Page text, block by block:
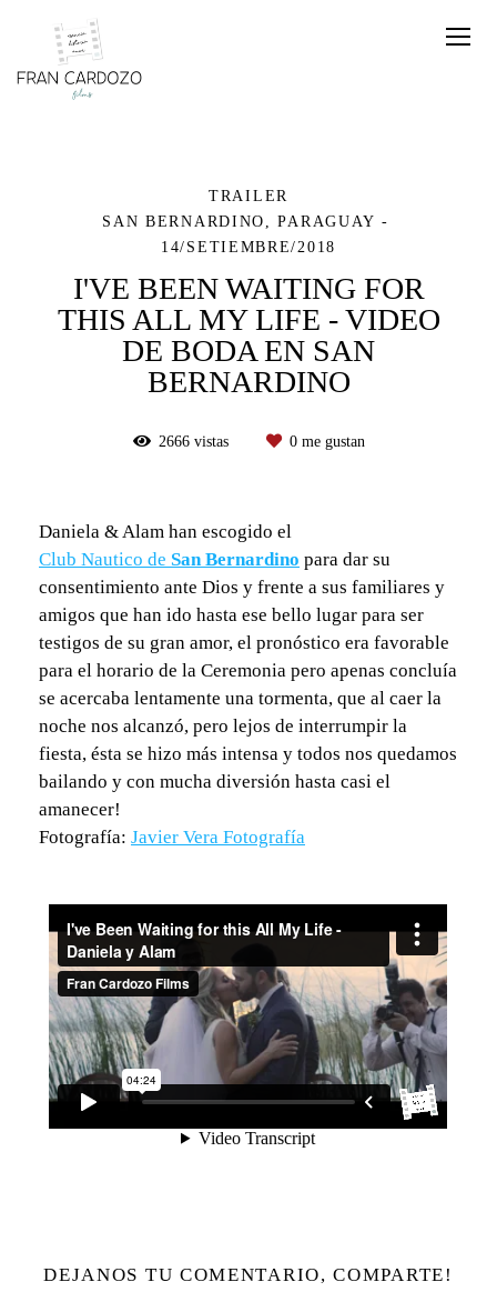
TRAILER
SAN BERNARDINO, PARAGUAY
14/SETIEMBRE/2018
I'VE BEEN WAITING FOR
THIS ALL MY LIFE - VIDEO
DE BODA EN SAN
BERNARDINO
2666vistas 0me gustan
Daniela & Alam han escogido el
Club Nautico de San Bernardino para dar su
consentimiento ante Dios y frente a sus familiares y
amigos que han ido hasta ese bello lugar para ser
testigos de su gran amor, el pronóstico era favorable
para el horario de la Ceremonia pero apenas concluía
se acercaba lentamente una tormenta, que al caer la
noche nos alcanzó, pero lejos de interrumpir la
fiesta, ésta se hizo más intensa y todos nos quedamos
bailando y con mucha diversión hasta casi el
amanecer!
Fotografía: Javier Vera Fotografía
DEJANOS TU COMENTARIO, COMPARTE!